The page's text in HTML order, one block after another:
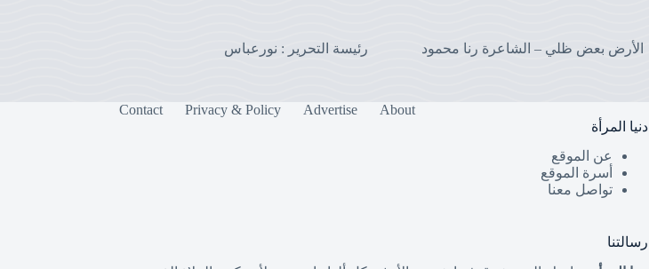
الأرض بعض ظلي – الشاعرة رنا محمود رئيسة التحرير : نورعباس
About
Advertise
Privacy & Policy
Contact
دنيا المرأة
عن الموقع
أسرة الموقع
تواصل معنا
رسالتنا